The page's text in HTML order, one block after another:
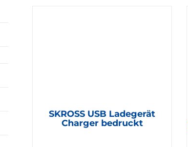
SKROSS USB Ladegerät
Charger bedruckt